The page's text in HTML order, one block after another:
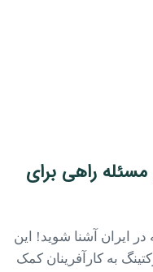
راهی برای
ایران آشنا شوید! این
به کارآفرینان کمک